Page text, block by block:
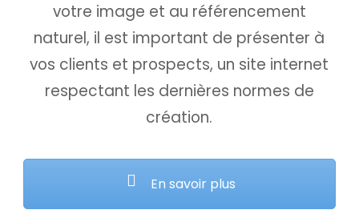
votre image et au référencement
naturel, il est important de présenter à
vos clients et prospects, un site internet
respectant les dernières normes de
création.
En savoir plus